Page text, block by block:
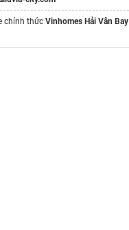
chính thức Vinhomes Hải Vân Bay